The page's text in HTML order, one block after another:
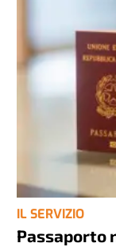
IL SERVIZIO
Passaporto